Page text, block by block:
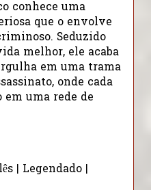
conhece uma
que o envolve
Seduzido
melhor, ele acaba
em uma trama
onde cada
uma rede de
| Legendado |